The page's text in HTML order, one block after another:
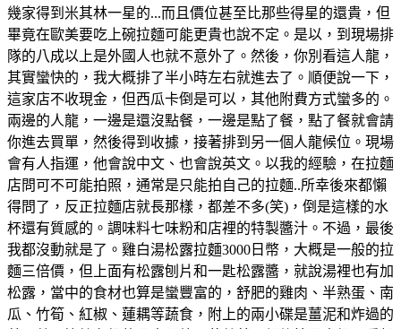
幾家得到米其林一星的...而且價位甚至比那些得星的還貴，但
畢竟在歐美要吃上碗拉麵可能更貴也說不定。是以，到現場排
隊的八成以上是外國人也就不意外了。然後，你別看這人龍，
其實蠻快的，我大概排了半小時左右就進去了。順便說一下，
這家店不收現金，但西瓜卡倒是可以，其他附費方式蠻多的。
兩邊的人龍，一邊是還沒點餐，一邊是點了餐，點了餐就會請
你進去買單，然後得到收據，接著排到另一個人龍候位。現場
會有人指運，他會說中文、也會說英文。以我的經驗，在拉麵
店問可不可能拍照，通常是只能拍自己的拉麵..所幸後來都懶
得問了，反正拉麵店就長那樣，都差不多(笑)，倒是這樣的水
杯還有質感的。調味料七味粉和店裡的特製醬汁。不過，最後
我都沒動就是了。雞白湯松露拉麵3000日幣，大概是一般的拉
麵三倍價，但上面有松露刨片和一匙松露醬，就說湯裡也有加
松露，當中的食材也算是蠻豐富的，舒肥的雞肉、半熟蛋、南
瓜、竹筍、紅椒、蓮耦等蔬食，附上的兩小碟是薑泥和炸過的